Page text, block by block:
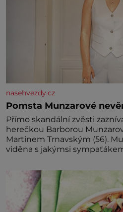
nasehvezdy.cz
Pomsta Munzarové
Přímo skandální zvěsti
herečkou Barborou
Martinem Trnavským (56).
viděna s jakýmsi